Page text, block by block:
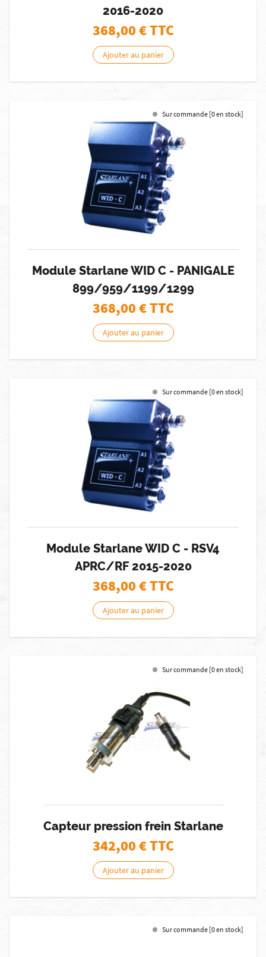
2016-2020
368,00€ TTC
Ajouter au panier
Sur commande [0 en stock]
Module Starlane WID C - PANIGALE
899/959/1199/1299
368,00€ TTC
Ajouter au panier
Sur commande [0 en stock]
Module Starlane WID C - RSV4
APRC/RF 2015-2020
368,00€ TTC
Ajouter au panier
Sur commande [0 en stock]
Capteur pression frein Starlane
342,00€ TTC
Ajouter au panier
Sur commande [0 en stock]